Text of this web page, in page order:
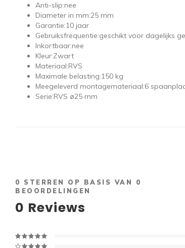
Anti-slip:nee
Diameter in mm:25 mm
Garantie:10 jaar
Gebruiksfrequentie:geschikt voor dagelijks
Inkortbaar:nee
Kleur:Zwart
Materiaal:RVS
Maximale belasting:150 kg
Meegeleverd montagemateriaal:6
Serie:RVS ø25 mm
0 STERREN OP BASIS VAN 0
BEOORDELINGEN
0 Reviews